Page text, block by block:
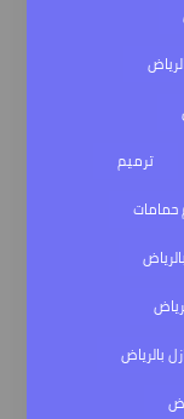
ترميم
حمامات
بالرياض